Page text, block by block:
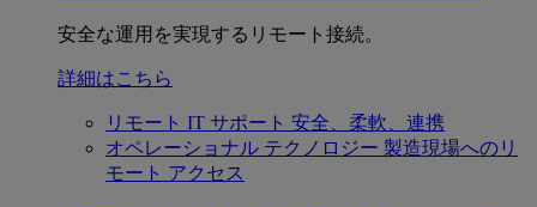
安全な運用を実現するリモート接続。
詳細はこちら
リモート IT サポート 安全、柔軟、連携
オペレーショナル テクノロジー 製造現場へのリ
モート アクセス